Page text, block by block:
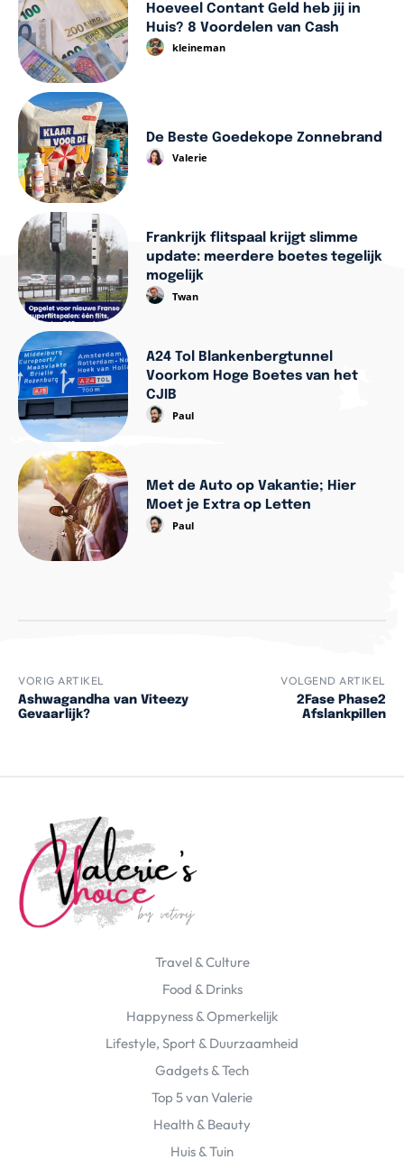
Hoeveel Contant Geld heb jij in
Huis? 8 Voordelen van Cash
kleineman
De Beste Goedekope Zonnebrand
Valerie
Frankrijk flitspaal krijgt slimme
update: meerdere boetes tegelijk
mogelijk
Twan
A24 Tol Blankenbergtunnel
Voorkom Hoge Boetes van het
CJIB
Paul
Met de Auto op Vakantie; Hier
Moet je Extra op Letten
Paul
VORIG ARTIKEL
Ashwagandha van Viteezy
Gevaarlijk?
VOLGEND ARTIKEL
2Fase Phase2
Afslankpillen
Travel & Culture
Food & Drinks
Happyness & Opmerkelijk
Lifestyle, Sport & Duurzaamheid
Gadgets & Tech
Top 5 van Valerie
Health & Beauty
Huis & Tuin